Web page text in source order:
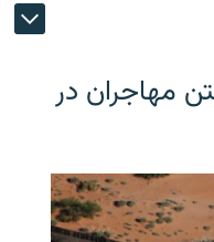
مهاجران در